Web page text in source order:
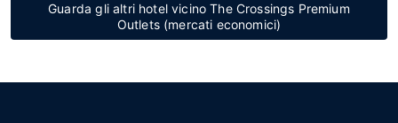
Guarda gli altri hotel vicino The Crossings Premium
Outlets (mercati economici)